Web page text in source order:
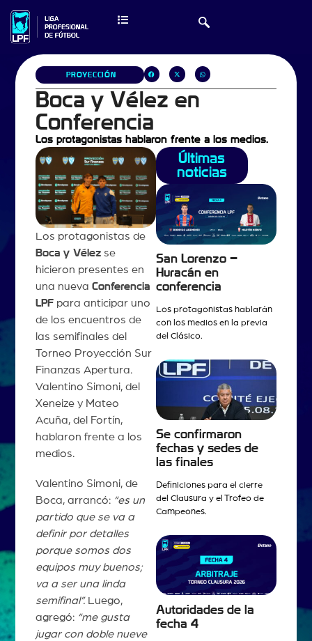
PROYECCIÓN
Boca y Vélez en
Conferencia
Los protagonistas hablaron frente a los medios.
Los protagonistas de
Boca y Vélezse
hicieron presentes en
una nueva Conferencia
LPFpara anticipar uno
de los encuentros de
las semifinales del
Torneo Proyección Sur
Finanzas Apertura.
Valentino Simoni, del
Xeneize y Mateo
Acuña, del Fortín,
hablaron frente a los
medios.
Valentino Simoni, de
Boca, arrancó: “es un
partido que se va a
definir por detalles
porque somos dos
equipos muy buenos;
va a ser una linda
semifinal”.Luego,
agregó: “me gusta
jugar con doble nueve
Últimas
noticias
San Lorenzo –
Huracán en
conferencia
Los protagonistas hablarán
con los medios en la previa
del Clásico.
Se confirmaron
fechas y sedes de
las finales
Definiciones para el cierre
del Clausura y el Trofeo de
Campeones.
Autoridades de la
fecha 4